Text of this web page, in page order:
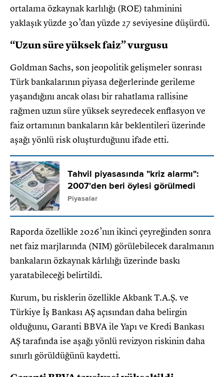
ortalama özkaynak karlılığı (ROE) tahminini
yaklaşık yüzde 30’dan yüzde 27 seviyesine düşürdü.
“Uzun süre yüksek faiz” vurgusu
Goldman Sachs, son jeopolitik gelişmeler sonrası
Türk bankalarının piyasa değerlerinde gerileme
yaşandığını ancak olası bir rahatlama rallisine
rağmen uzun süre yüksek seyredecek enflasyon ve
faiz ortamının bankaların kâr beklentileri üzerinde
aşağı yönlü risk oluşturduğunu ifade etti.
Tahvil piyasasında "kriz alarmı":
2007'den beri öylesi görülmedi
Piyasalar
Raporda özellikle 2026’nın ikinci çeyreğinden sonra
net faiz marjlarında (NIM) görülebilecek daralmanın
bankaların özkaynak kârlılığı üzerinde baskı
yaratabileceği belirtildi.
Kurum, bu risklerin özellikle Akbank T.A.Ş. ve
Türkiye İş Bankası AŞ açısından daha belirgin
olduğunu, Garanti BBVA ile Yapı ve Kredi Bankası
AŞ tarafında ise aşağı yönlü revizyon riskinin daha
sınırlı görüldüğünü kaydetti.